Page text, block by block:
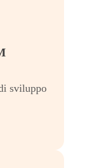
sviluppo